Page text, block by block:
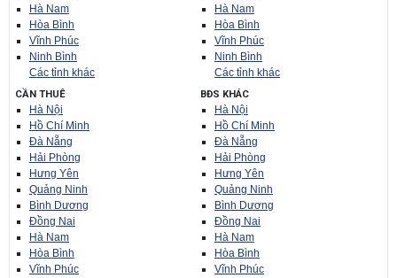
Hà Nam
Hòa Bình
Vĩnh Phúc
Ninh Bình
Các tỉnh khác
Hà Nam
Hòa Bình
Vĩnh Phúc
Ninh Bình
Các tỉnh khác
CẦN THUÊ
Hà Nội
Hồ Chí Minh
Đà Nẵng
Hải Phòng
Hưng Yên
Quảng Ninh
Bình Dương
Đồng Nai
Hà Nam
Hòa Bình
Vĩnh Phúc
BĐS KHÁC
Hà Nội
Hồ Chí Minh
Đà Nẵng
Hải Phòng
Hưng Yên
Quảng Ninh
Bình Dương
Đồng Nai
Hà Nam
Hòa Bình
Vĩnh Phúc